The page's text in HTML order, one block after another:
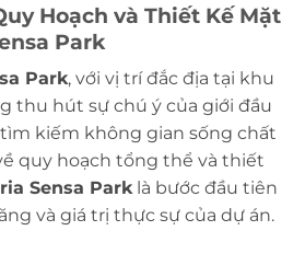
Hoạch và Thiết Kế Mặt
Park
Park, với vị trí đắc địa tại khu
thu hút sự chú ý của giới đầu
kiếm không gian sống chất
quy hoạch tổng thể và thiết
Sensa Parklà bước đầu tiên
và giá trị thực sự của dự án.